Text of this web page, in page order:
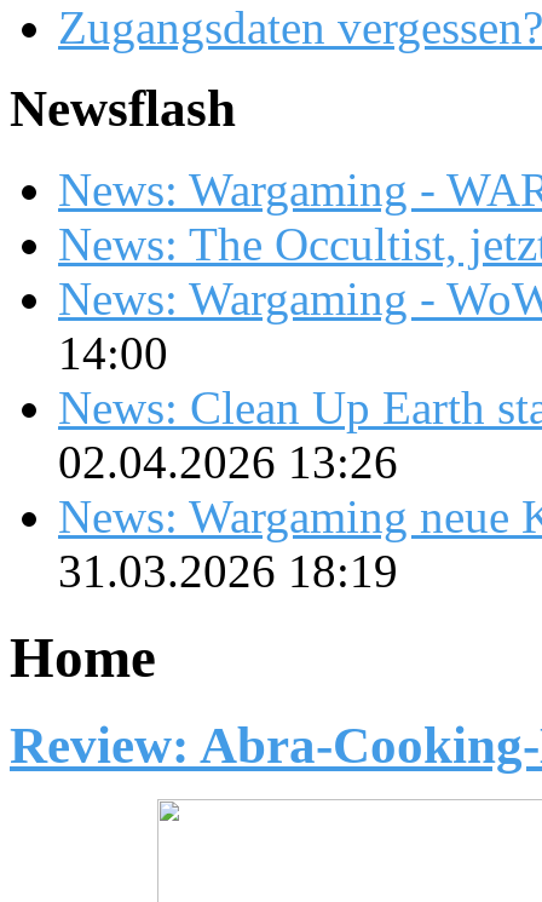
Zugangsdaten vergessen?
Newsflash
News: Wargaming -
News: The Occultist,
News: Wargaming -
14:00
News: Clean Up Earth
02.04.2026 13:26
News: Wargaming neue
31.03.2026 18:19
Home
Review: Abra-